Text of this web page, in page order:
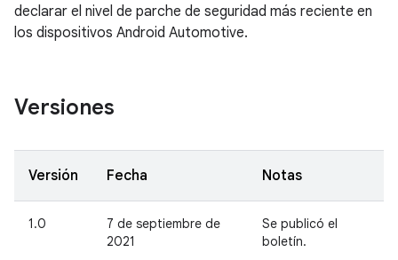
declarar el nivel de parche de seguridad más reciente en
los dispositivos Android Automotive.
Versiones
Versión Fecha Notas
1.0
7 de septiembre de
2021
Se publicó el
boletín.